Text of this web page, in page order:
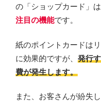
の「ショップカード」は
注目の機能です。
紙のポイントカードは
に効果的ですが、 発行
費が発生します。
また、お客さんが紛失